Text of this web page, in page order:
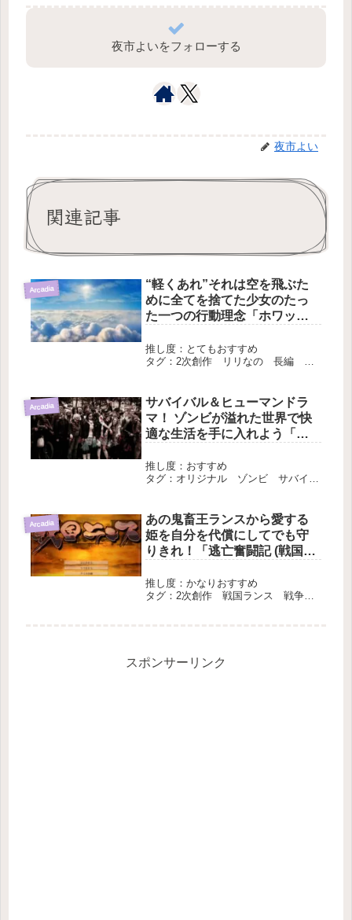
夜市よいをフォローする
夜市よい
関連記事
Arcadia
“軽くあれ”それは空を飛ぶた
めに全てを捨てた少女のたっ
た一つの行動理念「ホワッ
ド(魔導師たちの群像)」
推し度：とてもおすすめ
タグ：2次創作 リリなの 長編 完
Arcadia
サバイバル＆ヒューマンドラ
マ！ ゾンビが溢れた世界で快
適な生活を手に入れよう「ゾ
推し度：おすすめ
タグ：オリジナル ゾンビ サバイバ
Arcadia
あの鬼畜王ランスから愛する
姫を自分を代償にしてでも守
りきれ！「逃亡奮闘記 (戦国ラ
推し度：かなりおすすめ
タグ：2次創作 戦国ランス 戦争
スポンサーリンク